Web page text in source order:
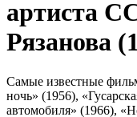
артиста
Рязанова
Самые известные
ночь» (1956),
автомобиля» (1966),